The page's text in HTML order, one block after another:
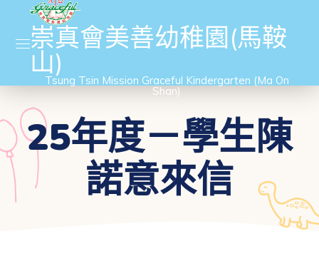
崇真會美善幼稚園(馬鞍
山)
Tsung Tsin Mission Graceful Kindergarten (Ma On
Shan)
25年度－學生陳
諾意來信